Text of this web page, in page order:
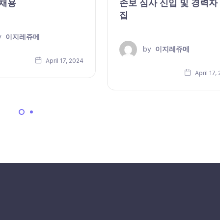
용
이지레쥬메
April 17, 2024
손보 심사 신입 및 경력자
집
by 이지레쥬메
April 17,